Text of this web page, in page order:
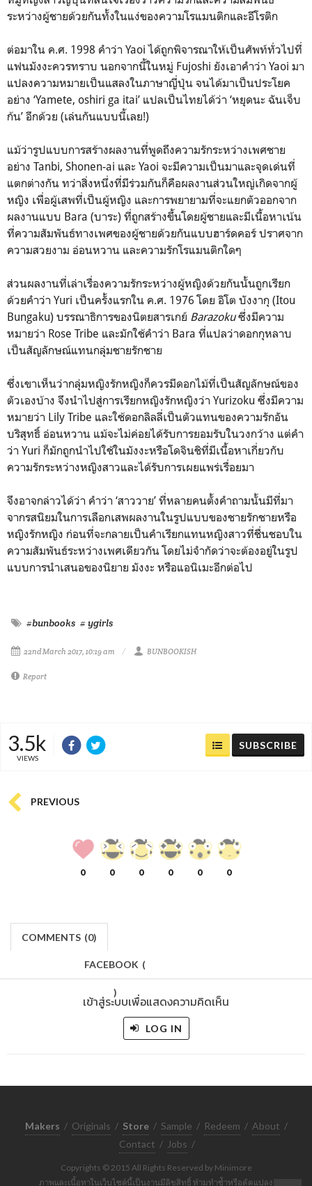
ระหว่างผู้ชายด้วยกันทั้งในแง่ของความโรแมนติกและอีโรติก
ต่อมาใน ค.ศ. 1998 คำว่า Yaoi ได้ถูกพิจารณาให้เป็นศัพท์ทั่วไปที่
แฟนมังงะควรทราบ นอกจากนี้ในหมู่ Fujoshi ยังเอาคำว่า Yaoi มา
แปลงความหมายเป็นแสลงในภาษาญี่ปุ่น จนได้มาเป็นประโยค
อย่าง ‘Yamete, oshiri ga itai’ แปลเป็นไทยได้ว่า ‘หยุดนะ ฉันเจ็บ
ก้น’ อีกด้วย (เล่นกันแบบนี้เลย!)
แม้ว่ารูปแบบการสร้างผลงานที่พูดถึงความรักระหว่างเพศชาย
อย่าง Tanbi, Shonen-ai และ Yaoi จะมีความเป็นมาและจุดเด่นที่
แตกต่างกัน ทว่าสิ่งหนึ่งที่มีร่วมกันก็คือผลงานส่วนใหญ่เกิดจากผู้
หญิง เพื่อผู้เสพที่เป็นผู้หญิง และการพยายามที่จะแยกตัวออกจาก
ผลงานแบบ Bara (บาระ) ที่ถูกสร้างขึ้นโดยผู้ชายและมีเนื้อหาเน้น
ที่ความสัมพันธ์ทางเพศของผู้ชายด้วยกันแบบฮาร์ดคอร์ ปราศจาก
ความสวยงาม อ่อนหวาน และความรักโรแมนติกใดๆ
ส่วนผลงานที่เล่าเรื่องความรักระหว่างผู้หญิงด้วยกันนั้นถูกเรียก
ด้วยคำว่า Yuri เป็นครั้งแรกใน ค.ศ. 1976 โดย อิโต บังงากุ (Itou
Bungaku) บรรณาธิการของนิตยสารเกย์ Barazokuซึ่งมีความ
หมายว่า Rose Tribe และมักใช้คำว่า Bara ที่แปลว่าดอกกุหลาบ
เป็นสัญลักษณ์แทนกลุ่มชายรักชาย
ซึ่งเขาเห็นว่ากลุ่มหญิงรักหญิงก็ควรมีดอกไม้ที่เป็นสัญลักษณ์ของ
ตัวเองบ้าง จึงนำไปสู่การเรียกหญิงรักหญิงว่า Yurizoku ซึ่งมีความ
หมายว่า Lily Tribe และใช้ดอกลิลลี่เป็นตัวแทนของความรักอัน
บริสุทธิ์ อ่อนหวาน แม้จะไม่ค่อยได้รับการยอมรับในวงกว้าง แต่คำ
ว่า Yuri ก็มักถูกนำไปใช้ในมังงะหรือโดจินชิที่มีเนื้อหาเกี่ยวกับ
ความรักระหว่างหญิงสาวและได้รับการเผยแพร่เรื่อยมา
จึงอาจกล่าวได้ว่า คำว่า ‘สาววาย’ ที่หลายคนตั้งคำถามนั้นมีที่มา
จากรสนิยมในการเลือกเสพผลงานในรูปแบบของชายรักชายหรือ
หญิงรักหญิง ก่อนที่จะกลายเป็นคำเรียกแทนหญิงสาวที่ชื่นชอบใน
ความสัมพันธ์ระหว่างเพศเดียวกัน โดยไม่จำกัดว่าจะต้องอยู่ในรูป
แบบการนำเสนอของนิยาย มังงะ หรือแอนิเมะอีกต่อไป
#bunbooks # ygirls
22nd March 2017, 10:19 am BUNBOOKISH
Report
3.5k
VIEWS
SUBSCRIBE
PREVIOUS
0 0 0 0 0 0
COMMENTS (0)
FACEBOOK (
)
เข้าสู่ระบบเพื่อแสดงความคิดเห็น
LOG IN
Makers / Originals / Store / Sample / Redeem / About /
Contact / Jobs /
Copyrights © 2015 All Rights Reserved by Minimore
ภาพและเนื้อหาในเว็บไซต์นี้เป็นงานมีลิขสิทธิ์ ห้ามทำซ้ำหรือดัดแปลง